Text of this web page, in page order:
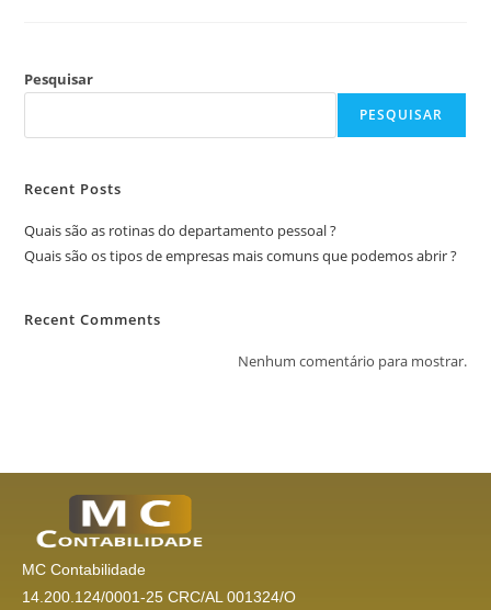
Pesquisar
PESQUISAR
Recent Posts
Quais são as rotinas do departamento pessoal ?
Quais são os tipos de empresas mais comuns que podemos abrir ?
Recent Comments
Nenhum comentário para mostrar.
MC Contabilidade
14.200.124/0001-25 CRC/AL 001324/O